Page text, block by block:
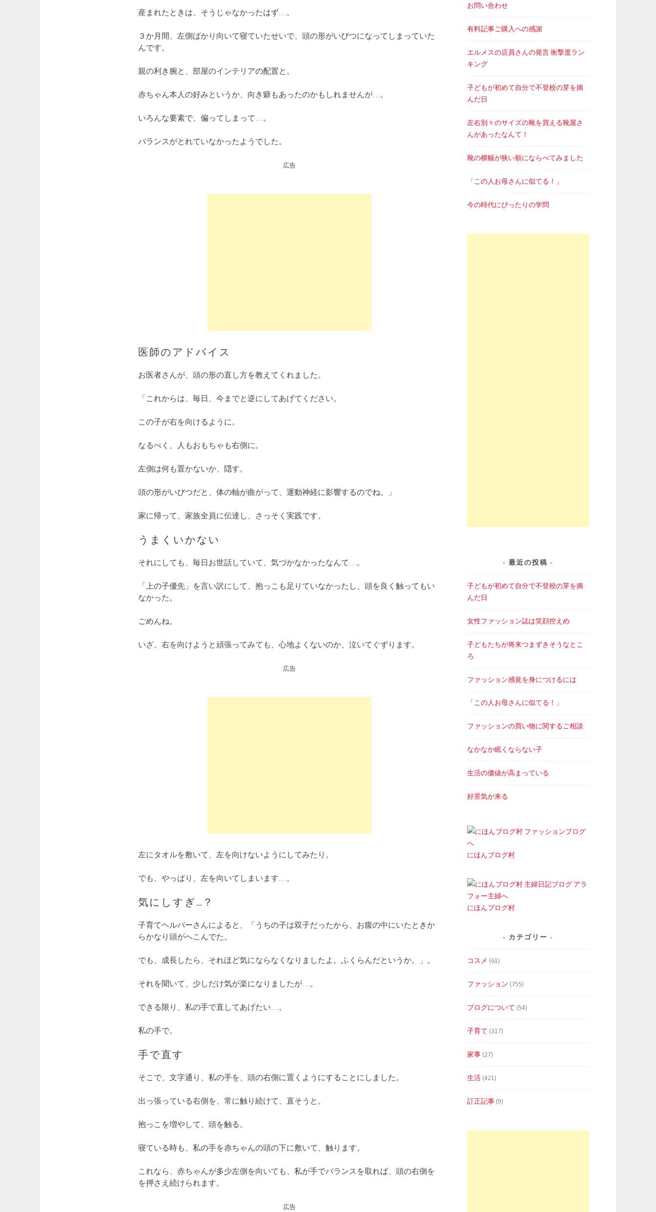
産まれたときは、そうじゃなかったはず…。
３か月間、左側ばかり向いて寝ていたせいで、頭の形がいびつになってしまっていた
んです。
親の利き腕と、部屋のインテリアの配置と。
赤ちゃん本人の好みというか、向き癖もあったのかもしれませんが…。
いろんな要素で、偏ってしまって…。
バランスがとれていなかったようでした。
広告
医師のアドバイス
お医者さんが、頭の形の直し方を教えてくれました。
「これからは、毎日、今までと逆にしてあげてください。
この子が右を向けるように。
なるべく、人もおもちゃも右側に。
左側は何も置かないか、隠す。
頭の形がいびつだと、体の軸が曲がって、運動神経に影響するのでね。」
家に帰って、家族全員に伝達し、さっそく実践です。
うまくいかない
それにしても、毎日お世話していて、気づかなかったなんて…。
「上の子優先」を言い訳にして、抱っこも足りていなかったし、頭を良く触ってもい
なかった。
ごめんね。
いざ、右を向けようと頑張ってみても、心地よくないのか、泣いてぐずります。
広告
左にタオルを敷いて、左を向けないようにしてみたり。
でも、やっぱり、左を向いてしまいます…。
気にしすぎ…？
子育てヘルパーさんによると、「うちの子は双子だったから、お腹の中にいたときか
らかなり頭がへこんでた。
でも、成長したら、それほど気にならなくなりましたよ。ふくらんだというか。」。
それを聞いて、少しだけ気が楽になりましたが…。
できる限り、私の手で直してあげたい…。
私の手で。
手で直す
そこで、文字通り、私の手を、頭の右側に置くようにすることにしました。
出っ張っている右側を、常に触り続けて、直そうと。
抱っこを増やして、頭を触る。
寝ている時も、私の手を赤ちゃんの頭の下に敷いて、触ります。
これなら、赤ちゃんが多少左側を向いても、私が手でバランスを取れば、頭の右側を
を押さえ続けられます。
広告
お問い合わせ
有料記事ご購入への感謝
エルメスの店員さんの発言 衝撃度ラン
キング
子どもが初めて自分で不登校の芽を摘
んだ日
左右別々のサイズの靴を買える靴屋さ
んがあったなんて！
靴の横幅が狭い順にならべてみました
「この人お母さんに似てる！」
今の時代にぴったりの学問
最近の投稿
子どもが初めて自分で不登校の芽を摘
んだ日
女性ファッション誌は笑顔控えめ
子どもたちが将来つまずきそうなとこ
ろ
ファッション感覚を身につけるには
「この人お母さんに似てる！」
ファッションの買い物に関するご相談
なかなか眠くならない子
生活の価値が高まっている
好景気が来る
にほんブログ村
にほんブログ村
カテゴリー
コスメ (61)
ファッション (755)
ブログについて (54)
子育て (317)
家事 (27)
生活 (421)
訂正記事 (9)